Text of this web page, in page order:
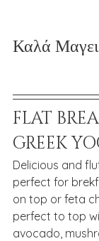
Καλά
FLAT
GREEK
Delicious and
perfect for
on top or feta
perfect to top
avocado,